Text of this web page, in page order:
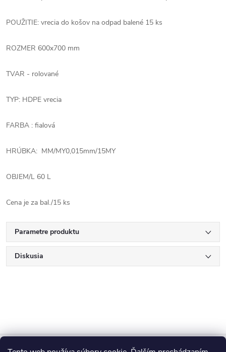
POUŽITIE: vrecia do košov na odpad balené 15 ks
ROZMER 600x700 mm
TVAR - rolované
TYP: HDPE vrecia
FARBA : fialová
HRÚBKA: MM/MY0,015mm/15MY
OBJEM/L 60 L
Cena je za bal./15 ks
Parametre produktu
Diskusia
Z